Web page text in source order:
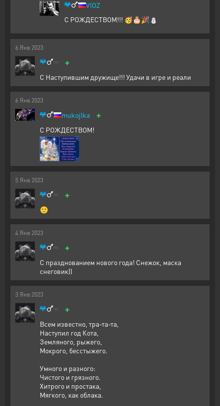
VIOZ
С РОЖДЕСТВОМ!!! 🥳🎂🎉⛄
6 Янв 2023
+
С Наступившим дружище!!! Удачи в игре и реали
6 Янв 2023
mukojlka +
С РОЖДЕСТВОМ!
5 Янв 2023
+
🙂
4 Янв 2023
+
С празднованием нового года! Снежок, маска
снеговик))
3 Янв 2023
+
Всем известно, тра-та-та,
Наступил год Кота,
Земляного, рыжего,
Мокрого, бесстыжего.
Умного и разного:
Чистого и грязного.
Хитрого и простака,
Мягкого, как облака.